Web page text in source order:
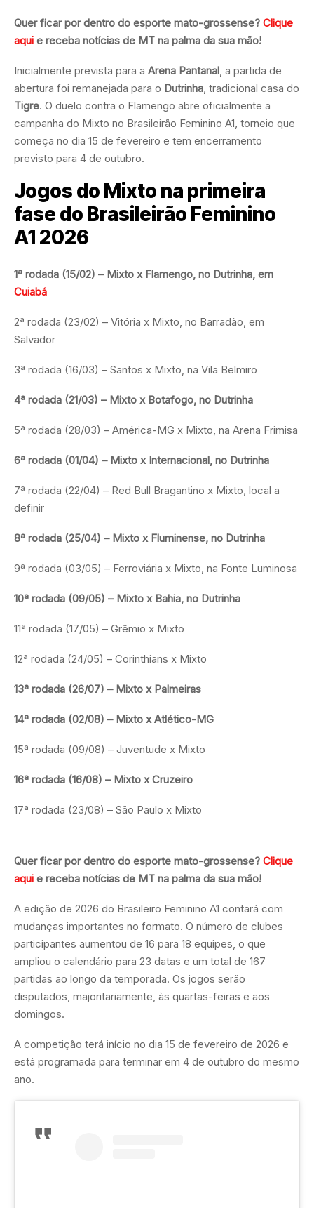
Quer ficar por dentro do esporte mato-grossense? Clique
aqui e receba notícias de MT na palma da sua mão!
Inicialmente prevista para a Arena Pantanal, a partida de
abertura foi remanejada para o Dutrinha, tradicional casa do
Tigre. O duelo contra o Flamengo abre oficialmente a
campanha do Mixto no Brasileirão Feminino A1, torneio que
começa no dia 15 de fevereiro e tem encerramento
previsto para 4 de outubro.
Jogos do Mixto na primeira
fase do Brasileirão Feminino
A1 2026
1ª rodada (15/02) – Mixto x Flamengo, no Dutrinha, em
Cuiabá
2ª rodada (23/02) – Vitória x Mixto, no Barradão, em
Salvador
3ª rodada (16/03) – Santos x Mixto, na Vila Belmiro
4ª rodada (21/03) – Mixto x Botafogo, no Dutrinha
5ª rodada (28/03) – América-MG x Mixto, na Arena Frimisa
6ª rodada (01/04) – Mixto x Internacional, no Dutrinha
7ª rodada (22/04) – Red Bull Bragantino x Mixto, local a
definir
8ª rodada (25/04) – Mixto x Fluminense, no Dutrinha
9ª rodada (03/05) – Ferroviária x Mixto, na Fonte Luminosa
10ª rodada (09/05) – Mixto x Bahia, no Dutrinha
11ª rodada (17/05) – Grêmio x Mixto
12ª rodada (24/05) – Corinthians x Mixto
13ª rodada (26/07) – Mixto x Palmeiras
14ª rodada (02/08) – Mixto x Atlético-MG
15ª rodada (09/08) – Juventude x Mixto
16ª rodada (16/08) – Mixto x Cruzeiro
17ª rodada (23/08) – São Paulo x Mixto
Quer ficar por dentro do esporte mato-grossense? Clique
aqui e receba notícias de MT na palma da sua mão!
A edição de 2026 do Brasileiro Feminino A1 contará com
mudanças importantes no formato. O número de clubes
participantes aumentou de 16 para 18 equipes, o que
ampliou o calendário para 23 datas e um total de 167
partidas ao longo da temporada. Os jogos serão
disputados, majoritariamente, às quartas-feiras e aos
domingos.
A competição terá início no dia 15 de fevereiro de 2026 e
está programada para terminar em 4 de outubro do mesmo
ano.